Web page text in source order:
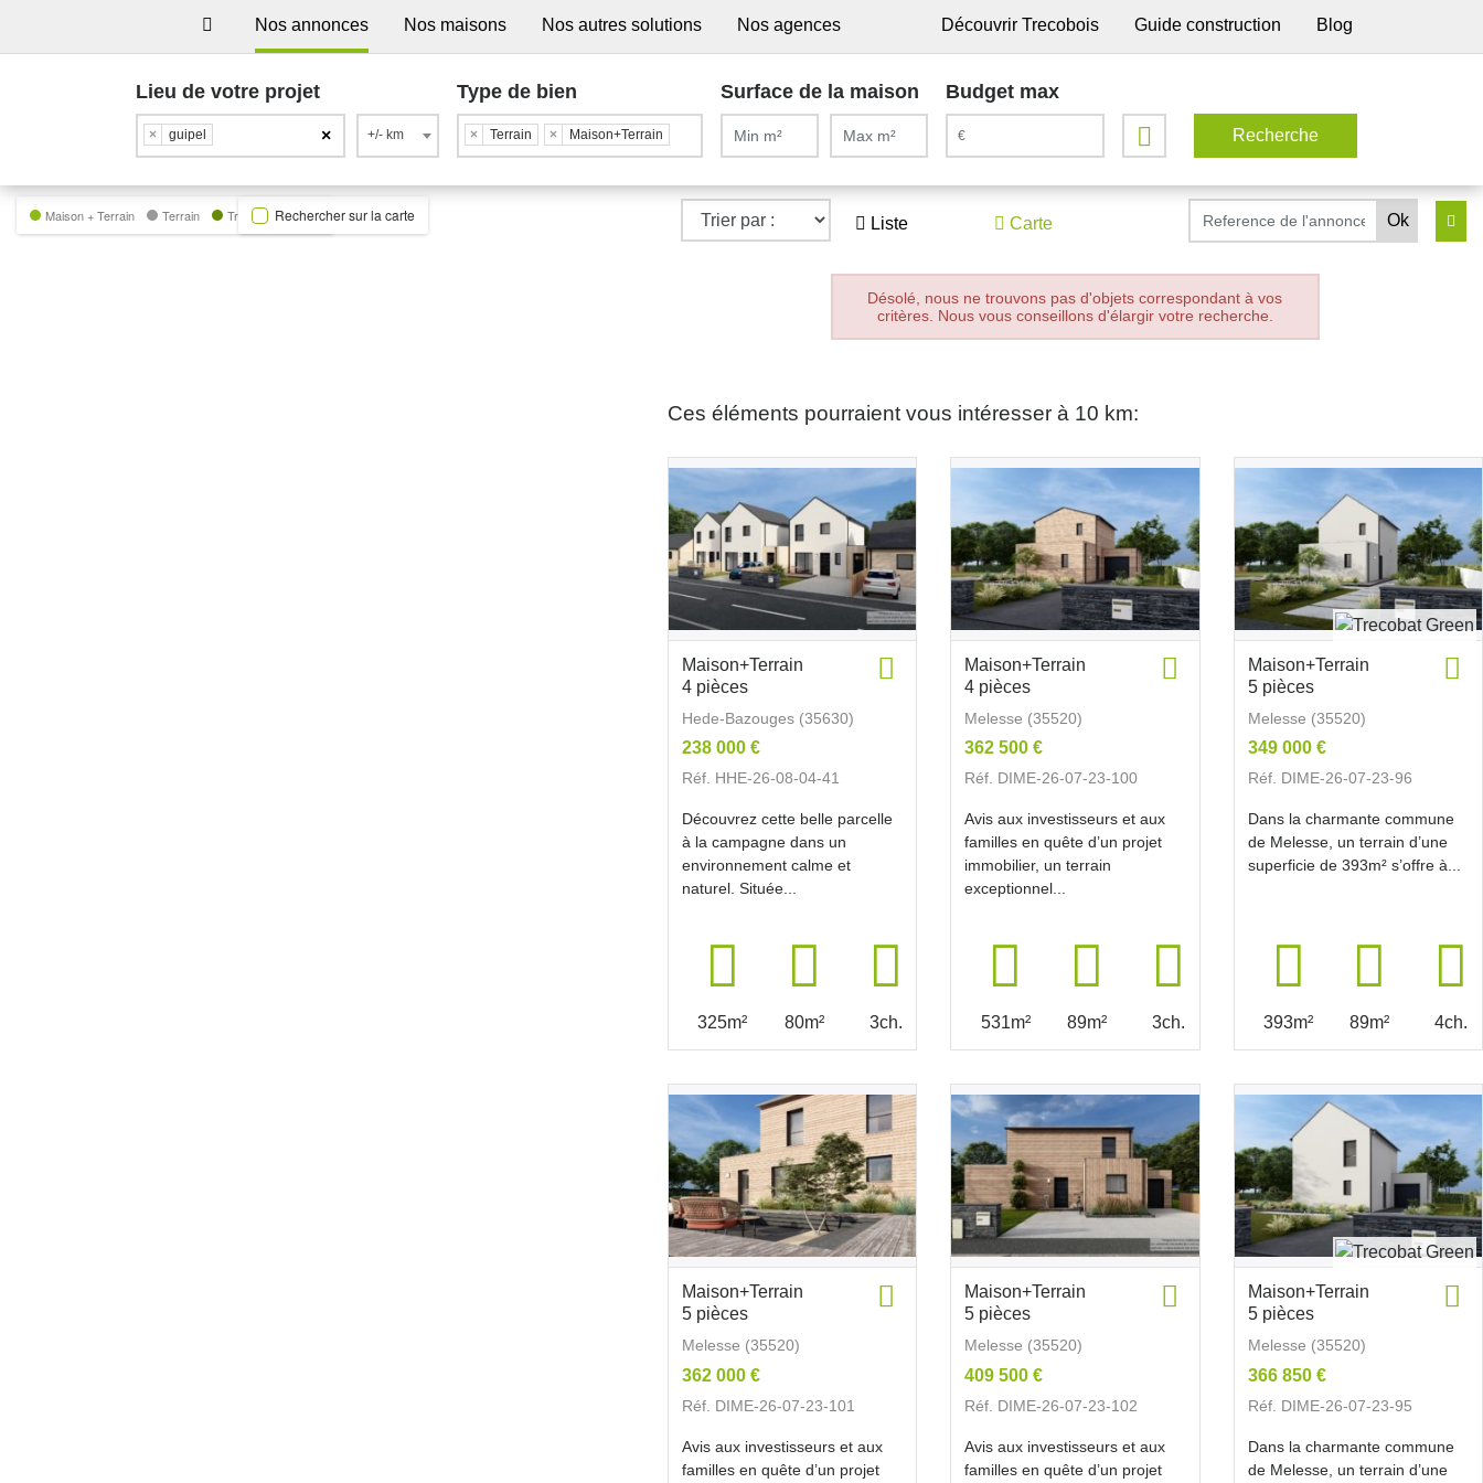
Nos annonces Nos maisons Nos autres solutions Nos agences Découvrir Trecobois Guide construction Blog
Lieu de votre projet
×
× guipel +/- km
Type de bien
× Terrain × Maison+Terrain
Surface de la maison Budget max
Liste Carte
Maison + Terrain Terrain Trecobat GreenRechercher sur la carte
Désolé, nous ne trouvons pas d'objets correspondant à vos
critères. Nous vous conseillons d'élargir votre recherche.
Ces éléments pourraient vous intéresser à 10 km:
Maison+Terrain
4 pièces
Hede-Bazouges (35630)
238 000 €
Réf. HHE-26-08-04-41
Découvrez cette belle parcelle
à la campagne dans un
environnement calme et
naturel. Située...
325m² 80m² 3ch.
Maison+Terrain
4 pièces
Melesse (35520)
362 500 €
Réf. DIME-26-07-23-100
Avis aux investisseurs et aux
familles en quête d’un projet
immobilier, un terrain
exceptionnel...
531m² 89m² 3ch.
Maison+Terrain
5 pièces
Melesse (35520)
349 000 €
Réf. DIME-26-07-23-96
Dans la charmante commune
de Melesse, un terrain d’une
superficie de 393m² s’offre à...
393m² 89m² 4ch.
Maison+Terrain
5 pièces
Melesse (35520)
362 000 €
Réf. DIME-26-07-23-101
Avis aux investisseurs et aux
familles en quête d’un projet
Maison+Terrain
5 pièces
Melesse (35520)
409 500 €
Réf. DIME-26-07-23-102
Avis aux investisseurs et aux
familles en quête d’un projet
Maison+Terrain
5 pièces
Melesse (35520)
366 850 €
Réf. DIME-26-07-23-95
Dans la charmante commune
de Melesse, un terrain d’une